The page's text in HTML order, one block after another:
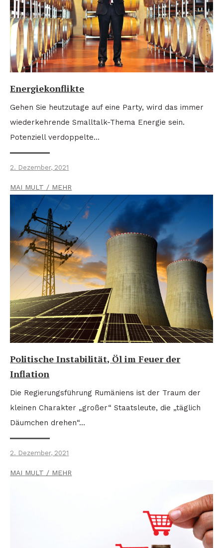
Energiekonflikte
Gehen Sie heutzutage auf eine Party, wird das immer
wiederkehrende Smalltalk-Thema Energie sein.
Potenziell verdoppelte…
2. Dezember, 2021
MAI MULT / MEHR
Politische Instabilität, Öl im Feuer der
Inflation
Die Regierungsführung Rumäniens ist der Traum der
kleinen Charakter „großer“ Staatsleute, die „täglich
Däumchen drehen“…
2. Dezember, 2021
MAI MULT / MEHR